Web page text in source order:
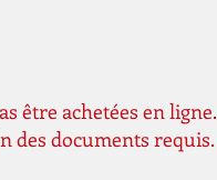
être achetées en ligne.
des documents requis.